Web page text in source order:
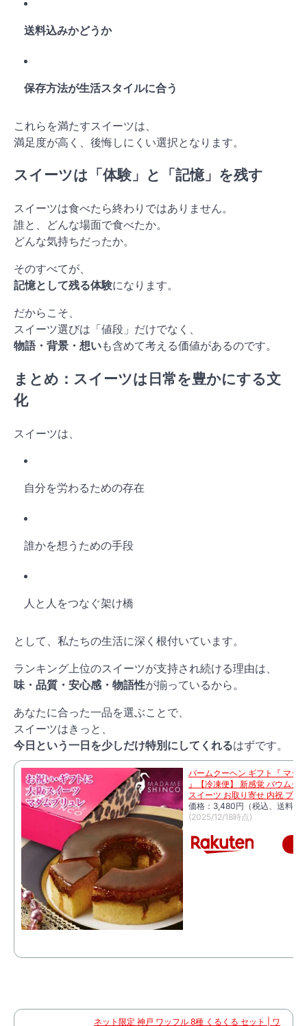
送料込みかどうか
保存方法が生活スタイルに合う
これらを満たすスイーツは、
満足度が高く、後悔しにくい選択となります。
スイーツは「体験」と「記憶」を残す
スイーツは食べたら終わりではありません。
誰と、どんな場面で食べたか。
どんな気持ちだったか。
そのすべてが、
記憶として残る体験になります。
だからこそ、
スイーツ選びは「値段」だけでなく、
物語・背景・想いも含めて考える価値があるのです。
まとめ：スイーツは日常を豊かにする文
化
スイーツは、
自分を労わるための存在
誰かを想うための手段
人と人をつなぐ架け橋
として、私たちの生活に深く根付いています。
ランキング上位のスイーツが支持され続ける理由は、
味・品質・安心感・物語性が揃っているから。
あなたに合った一品を選ぶことで、
スイーツはきっと、
今日という一日を少しだけ特別にしてくれるはずです。
バームクーヘン ギフト『 マダ
』【冷凍便】 新感覚 バウムク
スイーツ お取り寄せ 内祝 プレ
価格：3,480円（税込、送料無
(2025/12/18時点)
ネット限定 神戸 ワッフル 8種 くるくる セット | ワ